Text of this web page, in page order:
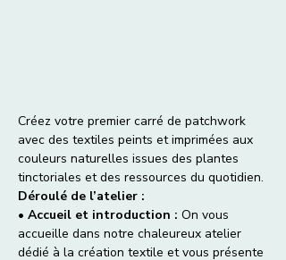
Créez votre premier carré de patchwork
avec des textiles peints et imprimées aux
couleurs naturelles issues des plantes
tinctoriales et des ressources du quotidien.
Déroulé de l’atelier :
• Accueil et introduction : On vous
accueille dans notre chaleureux atelier
dédié à la création textile et vous présente